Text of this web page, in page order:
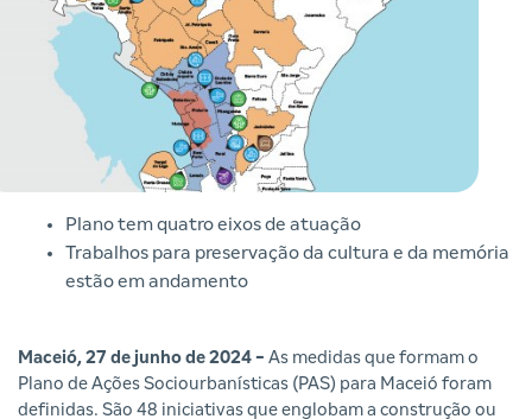
Plano tem quatro eixos de atuação
Trabalhos para preservação da cultura e da memória
estão em andamento
Maceió, 27 de junho de 2024 - As medidas que formam o
Plano de Ações Sociourbanísticas (PAS) para Maceió foram
definidas. São 48 iniciativas que englobam a construção ou